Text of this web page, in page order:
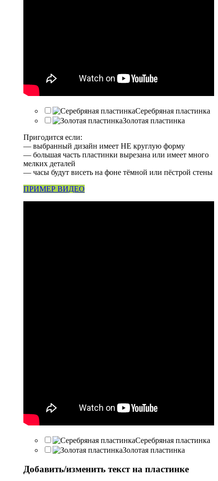
Серебряная пластинка
Золотая пластинка
Пригодится если:
— выбранный дизайн имеет НЕ круглую форму
— большая часть пластинки вырезана или имеет много
мелких деталей
— часы будут висеть на фоне тёмной или пёстрой стены
ПРИМЕР ВИДЕО
Серебряная пластинка
Золотая пластинка
Добавить/изменить текст на пластинке